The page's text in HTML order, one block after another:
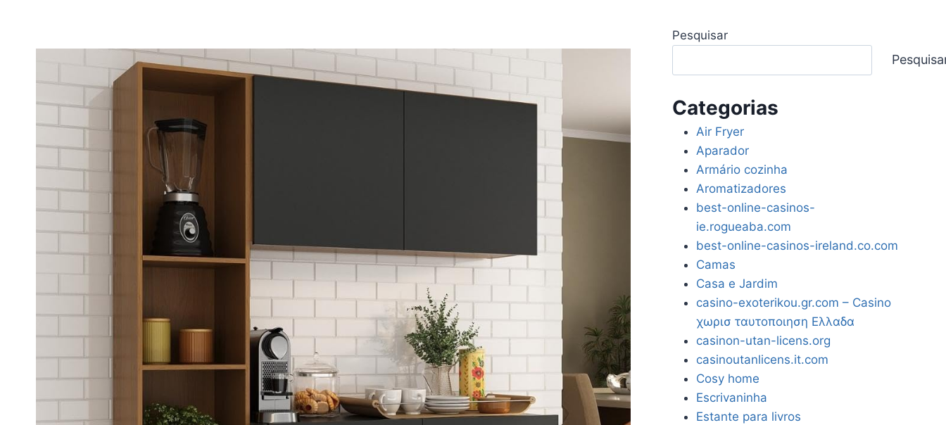
Pesquisar
Categorias
Air Fryer
Aparador
Armário cozinha
Aromatizadores
best-online-casinos-
ie.rogueaba.com
best-online-casinos-ireland.co.com
Camas
Casa e Jardim
casino-exoterikou.gr.com – Casino
χωρισ ταυτοποιηση Ελλαδα
casinon-utan-licens.org
casinoutanlicens.it.com
Cosy home
Escrivaninha
Estante para livros